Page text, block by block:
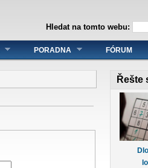
Hledat na tomto webu:
PORADNA FÓRUM
Řešte